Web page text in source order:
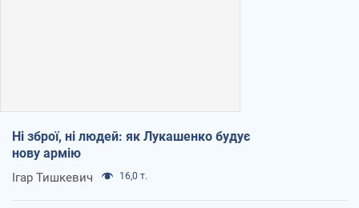
Ні зброї, ні людей: як Лукашенко будує
нову армію
Ігар Тишкевич 16,0 т.